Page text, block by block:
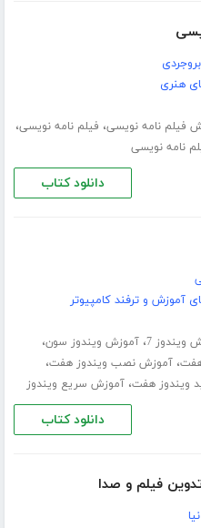
هنری
فیلم نامه نویسی، فیلم نامه نویسی،
نامه نویسی
دانلود کتاب
آموزش و ترفند کامپیوتر
ویندوز 7 ،آموزش ویندوز سون،
،آموزش نصب ویندوز هفت،
ویندوز هفت،آموزش سریع ویندوز
دانلود کتاب
فیلم و صدا